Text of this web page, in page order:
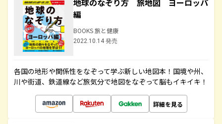
地球のなぞり方 旅地図 ヨーロッパ
編
BOOKS 旅と健康
2022.10.14 発売
各国の地形や関係性をなぞって学ぶ新しい地図本！国境や州、
川や街道、鉄道線など旅気分で地図をなぞって脳もイキイキ！
詳細を見る